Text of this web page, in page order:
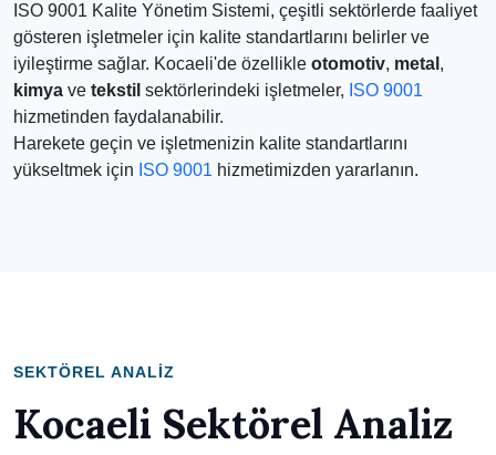
ISO 9001 Kalite Yönetim Sistemi, çeşitli sektörlerde faaliyet
gösteren işletmeler için kalite standartlarını belirler ve
iyileştirme sağlar. Kocaeli'de özellikle otomotiv, metal ,
kimya ve tekstil sektörlerindeki işletmeler, ISO 9001
hizmetinden faydalanabilir.
Harekete geçin ve işletmenizin kalite standartlarını
yükseltmek için ISO 9001 hizmetimizden yararlanın.
SEKTÖREL ANALIZ
Kocaeli Sektörel Analiz